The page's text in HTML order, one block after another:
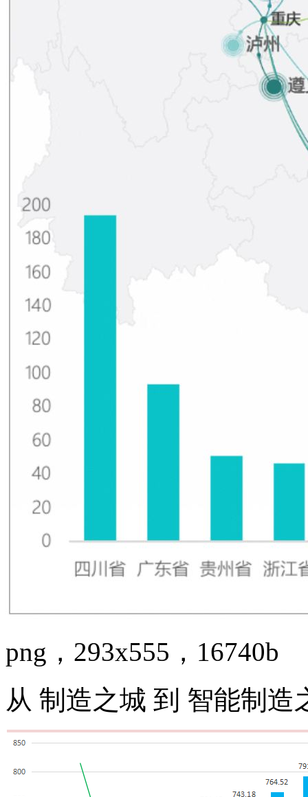
png，293x555，16740b
从 制造之城 到 智能制